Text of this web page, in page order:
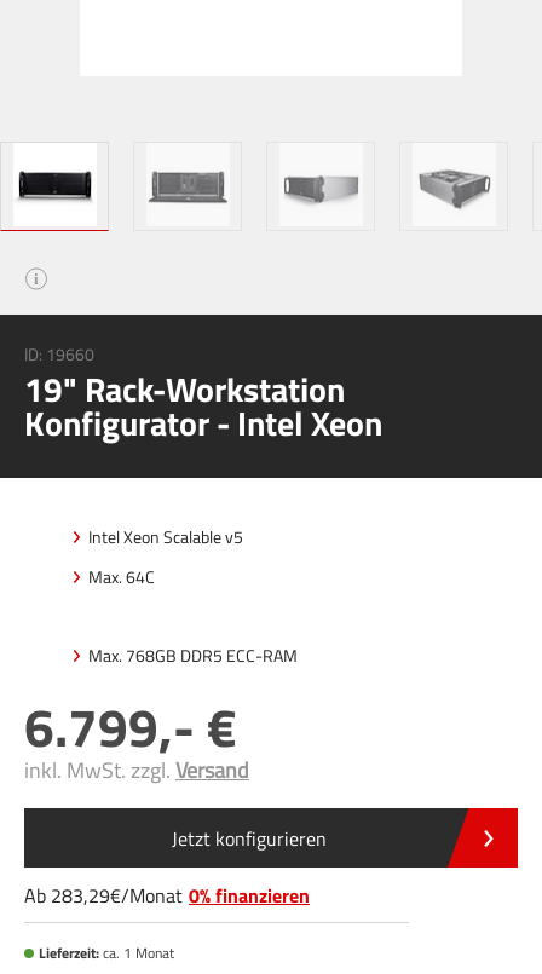
i
ID: 19660
19" Rack-Workstation
Konfigurator - Intel Xeon
Intel Xeon Scalable v5
Max. 64C
Max. 768GB DDR5 ECC-RAM
6.799,-
inkl. MwSt. zzgl.Versand
Jetzt konfigurieren
Ab 283,29 /Monat 0% finanzieren
Lieferzeit:ca. 1 Monat